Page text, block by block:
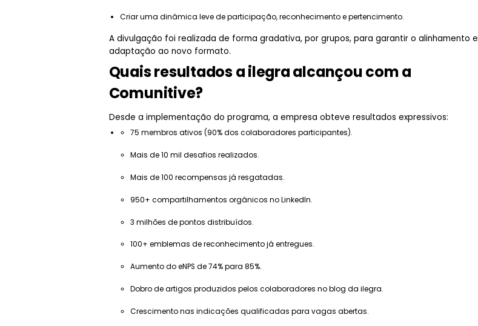
Criar uma dinâmica leve de participação, reconhecimento e pertencimento.
A divulgação foi realizada de forma gradativa, por grupos, para garantir o alinhamento e
adaptação ao novo formato.
Quais resultados a ilegra alcançou com a
Comunitive?
Desde a implementação do programa, a empresa obteve resultados expressivos:
75 membros ativos (90% dos colaboradores participantes).
Mais de 10 mil desafios realizados.
Mais de 100 recompensas já resgatadas.
950+ compartilhamentos orgânicos no LinkedIn.
3 milhões de pontos distribuídos.
100+ emblemas de reconhecimento já entregues.
Aumento do eNPS de 74% para 85%.
Dobro de artigos produzidos pelos colaboradores no blog da ilegra.
Crescimento nas indicações qualificadas para vagas abertas.